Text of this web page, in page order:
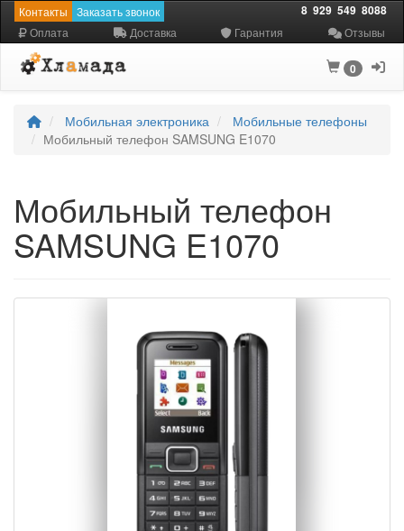
Контакты Заказать звонок 8 929 549 8088
Оплата Доставка Гарантия Отзывы
0
Мобильная электроника
Мобильные телефоны
Мобильный телефон SAMSUNG E1070
Мобильный телефон
SAMSUNG E1070